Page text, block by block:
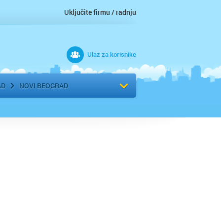
Uključite firmu / radnju
Ulaz za korisnike
NOVI BEOGRADIzaberite komšiluk